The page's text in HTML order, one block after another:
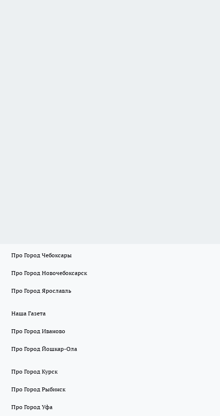
Про Город Чебоксары
Про Город Новочебоксарск
Про Город Ярославль
Наша Газета
Про Город Иваново
Про Город Йошкар-Ола
Про Город Курск
Про Город Рыбинск
Про Город Уфа